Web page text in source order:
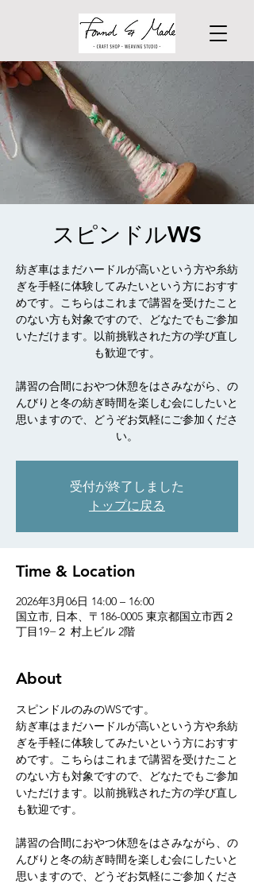
スピンドルWS
紡ぎ車はまだハードルが高いという方や糸紡
ぎを手軽に体験してみたいという方におすす
めです。こちらはこれまで講習を受けたこと
のない方も対象ですので、どなたでもご参加
いただけます。以前挑戦された方の学び直し
も歓迎です。
講習の合間におやつ休憩をはさみながら、の
んびりと冬の紡ぎ時間を楽しむ会にしたいと
思いますので、どうぞお気軽にご参加くださ
い。
受付が終了しました
トップに戻る
Time & Location
2026年3月06日 14:00 – 16:00
国立市, 日本、〒186-0005 東京都国立市西２
丁目19−２ 村上ビル 2階
About
スピンドルのみのWSです。
紡ぎ車はまだハードルが高いという方や糸紡
ぎを手軽に体験してみたいという方におすす
めです。こちらはこれまで講習を受けたこと
のない方も対象ですので、どなたでもご参加
いただけます。以前挑戦された方の学び直し
も歓迎です。
講習の合間におやつ休憩をはさみながら、の
んびりと冬の紡ぎ時間を楽しむ会にしたいと
思いますので、どうぞお気軽にご参加くださ